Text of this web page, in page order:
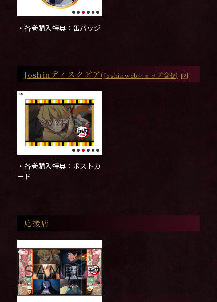
・各巻購入特典：缶バッジ
Joshinディスクピア(Joshin webショップ含む)
・各巻購入特典：ポストカ
ード
応援店